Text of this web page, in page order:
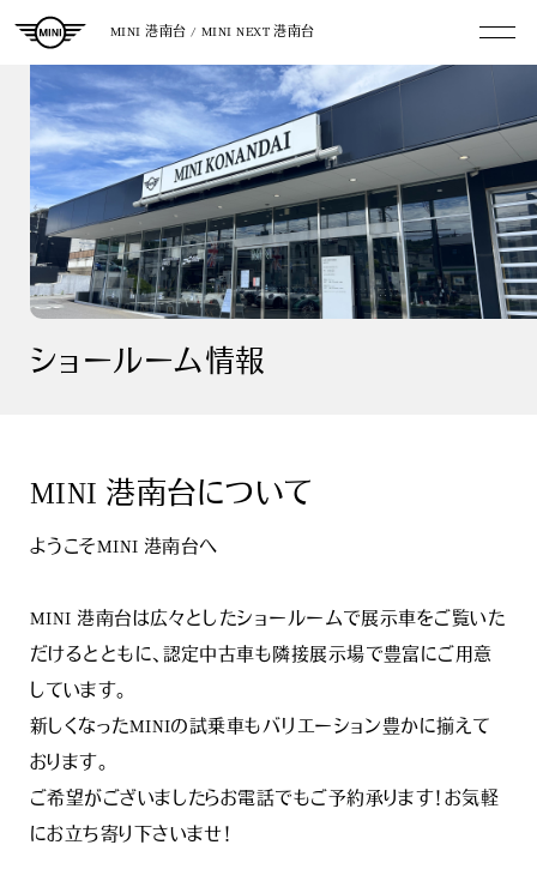
MINI 港南台 / MINI NEXT 港南台
ショールーム情報
MINI 港南台について
ようこそMINI 港南台へ
MINI 港南台は広々としたショールームで展示車をご覧いた
だけるとともに、認定中古車も隣接展示場で豊富にご用意
しています。
新しくなったMINIの試乗車もバリエーション豊かに揃えて
おります。
ご希望がございましたらお電話でもご予約承ります！お気軽
にお立ち寄り下さいませ！